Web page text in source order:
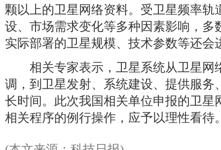
颗以上的卫星网络资料。受卫星频率轨
设、市场需求变化等多种因素影响，多
实际部署的卫星规模、技术参数等还会
相关专家表示，卫星系统从卫星网
调，到卫星发射、系统建设、提供服务
长时间。此次我国相关单位申报的卫星
相关程序的例行操作，应予以理性看待